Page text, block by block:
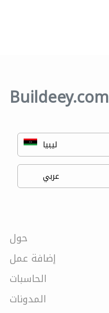
Buildeey.com
حول
إضافة عمل
الحاسبات
المدونات